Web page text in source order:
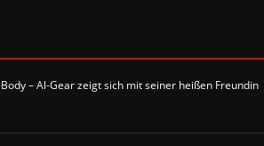
– Al-Gear zeigt sich mit seiner heißen Freundin